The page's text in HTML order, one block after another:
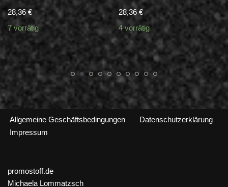
28,36€
7 vorrätig
28,36 €
4 vorrätig
Allgemeine Geschäftsbedingungen
Datenschutzerklärung
Impressum
promostoff.de
Michaela Lommatzsch